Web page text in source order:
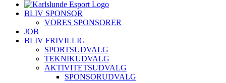
BLIV SPONSOR
VORES SPONSORER
JOB
BLIV FRIVILLIG
SPORTSUDVALG
TEKNIKUDVALG
AKTIVITETSUDVALG
SPONSORUDVALG